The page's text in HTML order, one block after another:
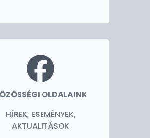
OLDALAINK
HÍREK, ESEMÉNYEK,
AKTUALITÁSOK